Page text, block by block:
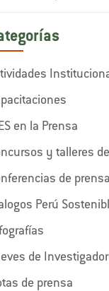
en la Prensa
y talleres
de prensa
Perú
de
de prensa